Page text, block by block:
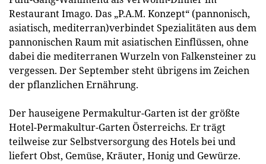
Restaurant Imago. Das „P.A.M. Konzept“ (pannonisch,
asiatisch, mediterran)verbindet Spezialitäten aus dem
pannonischen Raum mit asiatischen Einflüssen, ohne
dabei die mediterranen Wurzeln von Falkensteiner zu
vergessen. Der September steht übrigens im Zeichen
der pflanzlichen Ernährung.
Der hauseigene Permakultur-Garten ist der größte
Hotel-Permakultur-Garten Österreichs. Er trägt
teilweise zur Selbstversorgung des Hotels bei und
liefert Obst, Gemüse, Kräuter, Honig und Gewürze.